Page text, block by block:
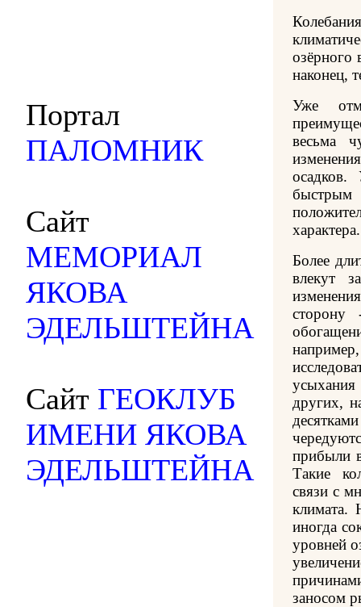
Портал
ПАЛОМНИК
Сайт
МЕМОРИАЛ
ЯКОВА
ЭДЕЛЬШТЕЙНА
Сайт ГЕОКЛУБ
ИМЕНИ ЯКОВА
ЭДЕЛЬШТЕЙНА
озёрного
наконец,
Уже
весьма
осадков.
характера.
Более
влекут
сторону
других,
прибыли
Такие
связи с
климата.
иногда
уровней
заносом